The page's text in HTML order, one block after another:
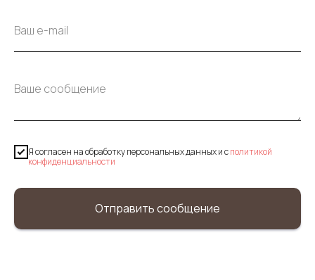
Я согласен на обработку персональных данных и cполитикой
конфиденциальности
Отправить сообщение